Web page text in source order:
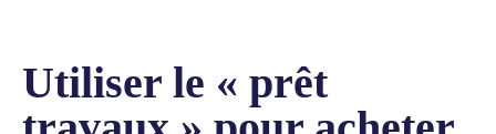
Utiliser le « prêt